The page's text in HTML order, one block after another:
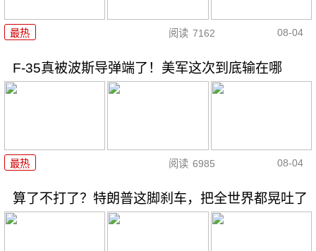
最热 阅读 7162 08-04
F-35真被波斯导弹端了！美军这次到底输在哪
最热 阅读 6985 08-04
算了不打了？特朗普这脚刹车，把全世界都晃吐了